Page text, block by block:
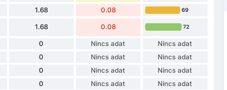
1.68 0.08 69
1.68 0.08 72
0 Nincs adat Nincs adat
0 Nincs adat Nincs adat
0 Nincs adat Nincs adat
0 Nincs adat Nincs adat